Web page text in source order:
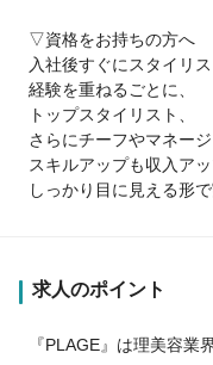
▽資格をお持ちの方へ
入社後すぐにスタイリ
経験を重ねるごとに、
トップスタイリスト、
さらにチーフやマネー
スキルアップも収入アッ
しっかり目に見える形
求人のポイント
『PLAGE』は理美容業